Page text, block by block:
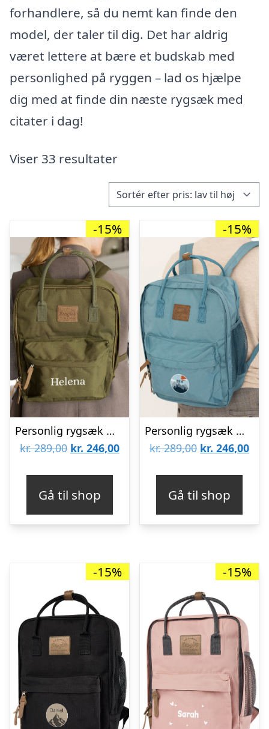
forhandlere, så du nemt kan finde den
model, der taler til dig. Det har aldrig
været lettere at bære et budskab med
personlighed på ryggen – lad os hjælpe
dig med at finde din næste rygsæk med
citater i dag!
Viser 33 resultater
-15%
Personlig rygsæk med navn – Olivengrøn
kr.289,00 Den
var:
kr. 289,00.
kr. 246,00Den
kr. 246,00.
Gå til shop
-15%
Personlig rygsæk med navn – blå
kr.289,00 Den
var:
kr. 289,00.
kr. 246,00Den
kr.
Gå til shop
-15% -15%